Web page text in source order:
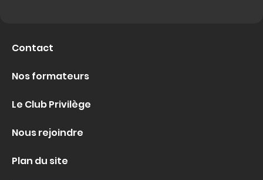
Contact
Nos formateurs
Le Club Privilège
Nous rejoindre
Plan du site